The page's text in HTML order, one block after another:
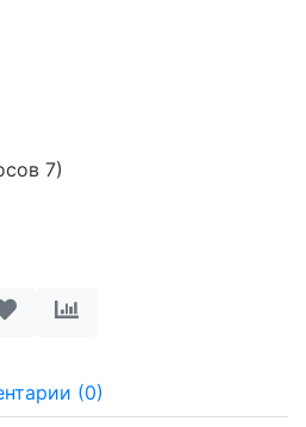
7)
(0)